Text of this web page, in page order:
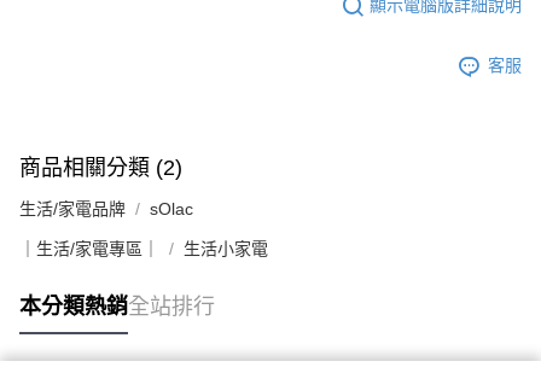
顯示電腦版詳細說明
客服
商品相關分類 (2)
生活/家電品牌 sOlac
｜生活/家電專區｜ 生活小家電
本分類熱銷全站排行